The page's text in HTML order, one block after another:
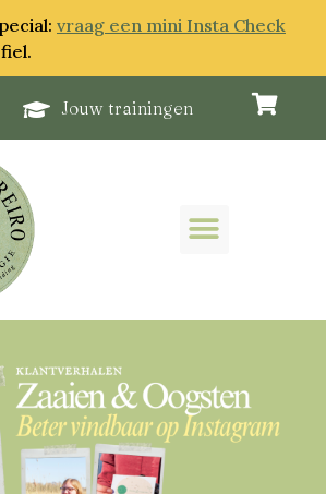
vraag een mini Insta Check
Jouw trainingen